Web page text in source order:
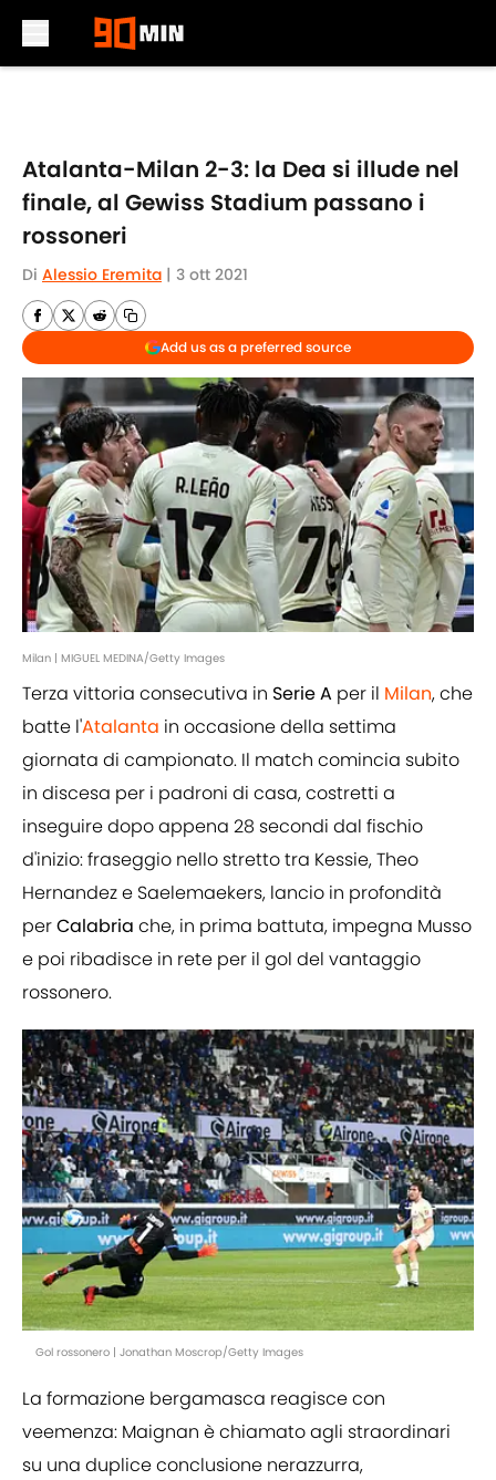
Atalanta-Milan 2-3: la Dea si illude nel
finale, al Gewiss Stadium passano i
rossoneri
Di Alessio Eremita | 3 ott 2021
Add us as a preferred source
Milan | MIGUEL MEDINA/Getty Images
Terza vittoria consecutiva in Serie A per il Milan, che
batte l'Atalanta in occasione della settima
giornata di campionato. Il match comincia subito
in discesa per i padroni di casa, costretti a
inseguire dopo appena 28 secondi dal fischio
d'inizio: fraseggio nello stretto tra Kessie, Theo
Hernandez e Saelemaekers, lancio in profondità
perCalabria che, in prima battuta, impegna Musso
e poi ribadisce in rete per il gol del vantaggio
rossonero.
Gol rossonero | Jonathan Moscrop/Getty Images
La formazione bergamasca reagisce con
veemenza: Maignan è chiamato agli straordinari
su una duplice conclusione nerazzurra,